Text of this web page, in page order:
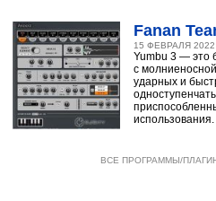
Fanan
15 ФЕВРАЛЯ 2022
Yumbu 3 — это
с
ударных и
ВСЕ ПРОГРАММЫ/